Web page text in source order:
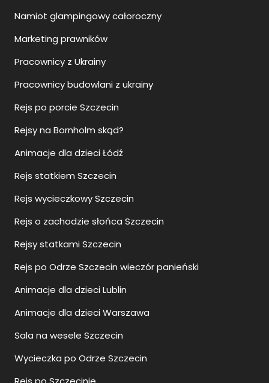
Namiot glampingowy całoroczny
Marketing prawników
Pracownicy z Ukrainy
Pracownicy budowlani z ukrainy
Rejs po porcie Szczecin
Rejsy na Bornholm skąd?
Animacje dla dzieci Łódź
Rejs statkiem Szczecin
Rejs wycieczkowy Szczecin
Rejs o zachodzie słońca Szczecin
Rejsy statkami Szczecin
Rejs po Odrze Szczecin wieczór panieński
Animacje dla dzieci Lublin
Animacje dla dzieci Warszawa
Sala na wesele Szczecin
Wycieczka po Odrze Szczecin